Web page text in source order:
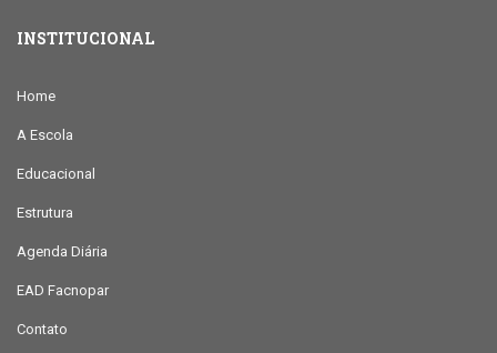
INSTITUCIONAL
Home
A Escola
Educacional
Estrutura
Agenda Diária
EAD Facnopar
Contato